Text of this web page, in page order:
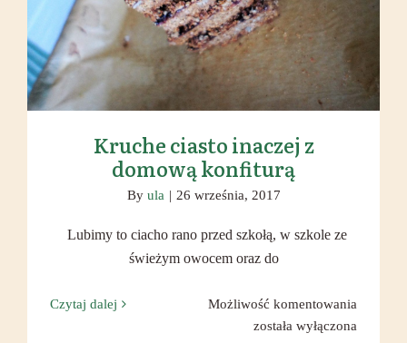
konfiturą
Kruche ciasto inaczej z
domową konfiturą
By ula | 26 września, 2017
Lubimy to ciacho rano przed szkołą, w szkole ze
świeżym owocem oraz do
Czytaj dalej Możliwość komentowania
została wyłączona